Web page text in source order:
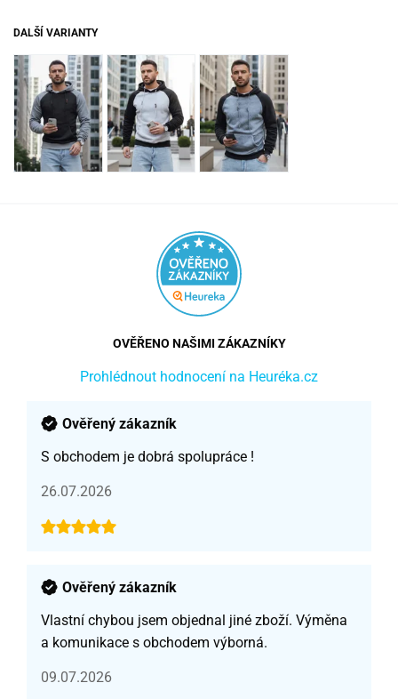
DALŠÍ VARIANTY
OVĚŘENO NAŠIMI ZÁKAZNÍKY
Prohlédnout hodnocení na Heuréka.cz
Ověřený zákazník
S obchodem je dobrá spolupráce !
26.07.2026
Ověřený zákazník
Vlastní chybou jsem objednal jiné zboží. Výměna
a komunikace s obchodem výborná.
09.07.2026